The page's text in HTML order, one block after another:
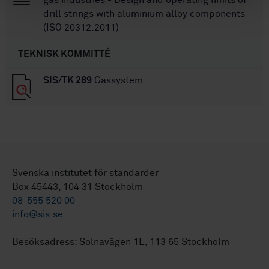
drill strings with aluminium alloy components
(ISO 20312:2011)
TEKNISK KOMMITTÉ
SIS/TK 289 Gassystem
Svenska institutet för standarder
Box 45443, 104 31 Stockholm
08-555 520 00
info@sis.se
Besöksadress: Solnavägen 1E, 113 65 Stockholm